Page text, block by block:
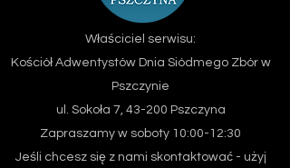
Właściciel serwisu:
Kościół Adwentystów Dnia Siódmego Zbór w
Pszczynie
ul. Sokoła 7, 43-200 Pszczyna
Zapraszamy w soboty 10:00-12:30
Jeśli chcesz się z nami skontaktować - użyj